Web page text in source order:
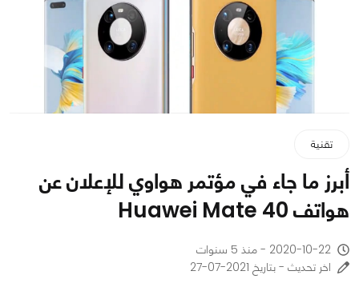
تقنية
أبرز ما جاء في مؤتمر هواوي للإعلان عن
هواتف Huawei Mate 40
2020-10-22 - منذ 5 سنوات
اخر تحديث - بتاريخ 2021-07-27